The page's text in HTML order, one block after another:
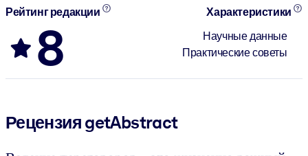
Рейтинг редакции
8
Характеристики
Научные данные
Практические советы
Рецензия getAbstract